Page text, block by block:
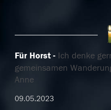
Für Horst
Ich denke
gemeinsamen
Anne
09.05.2023